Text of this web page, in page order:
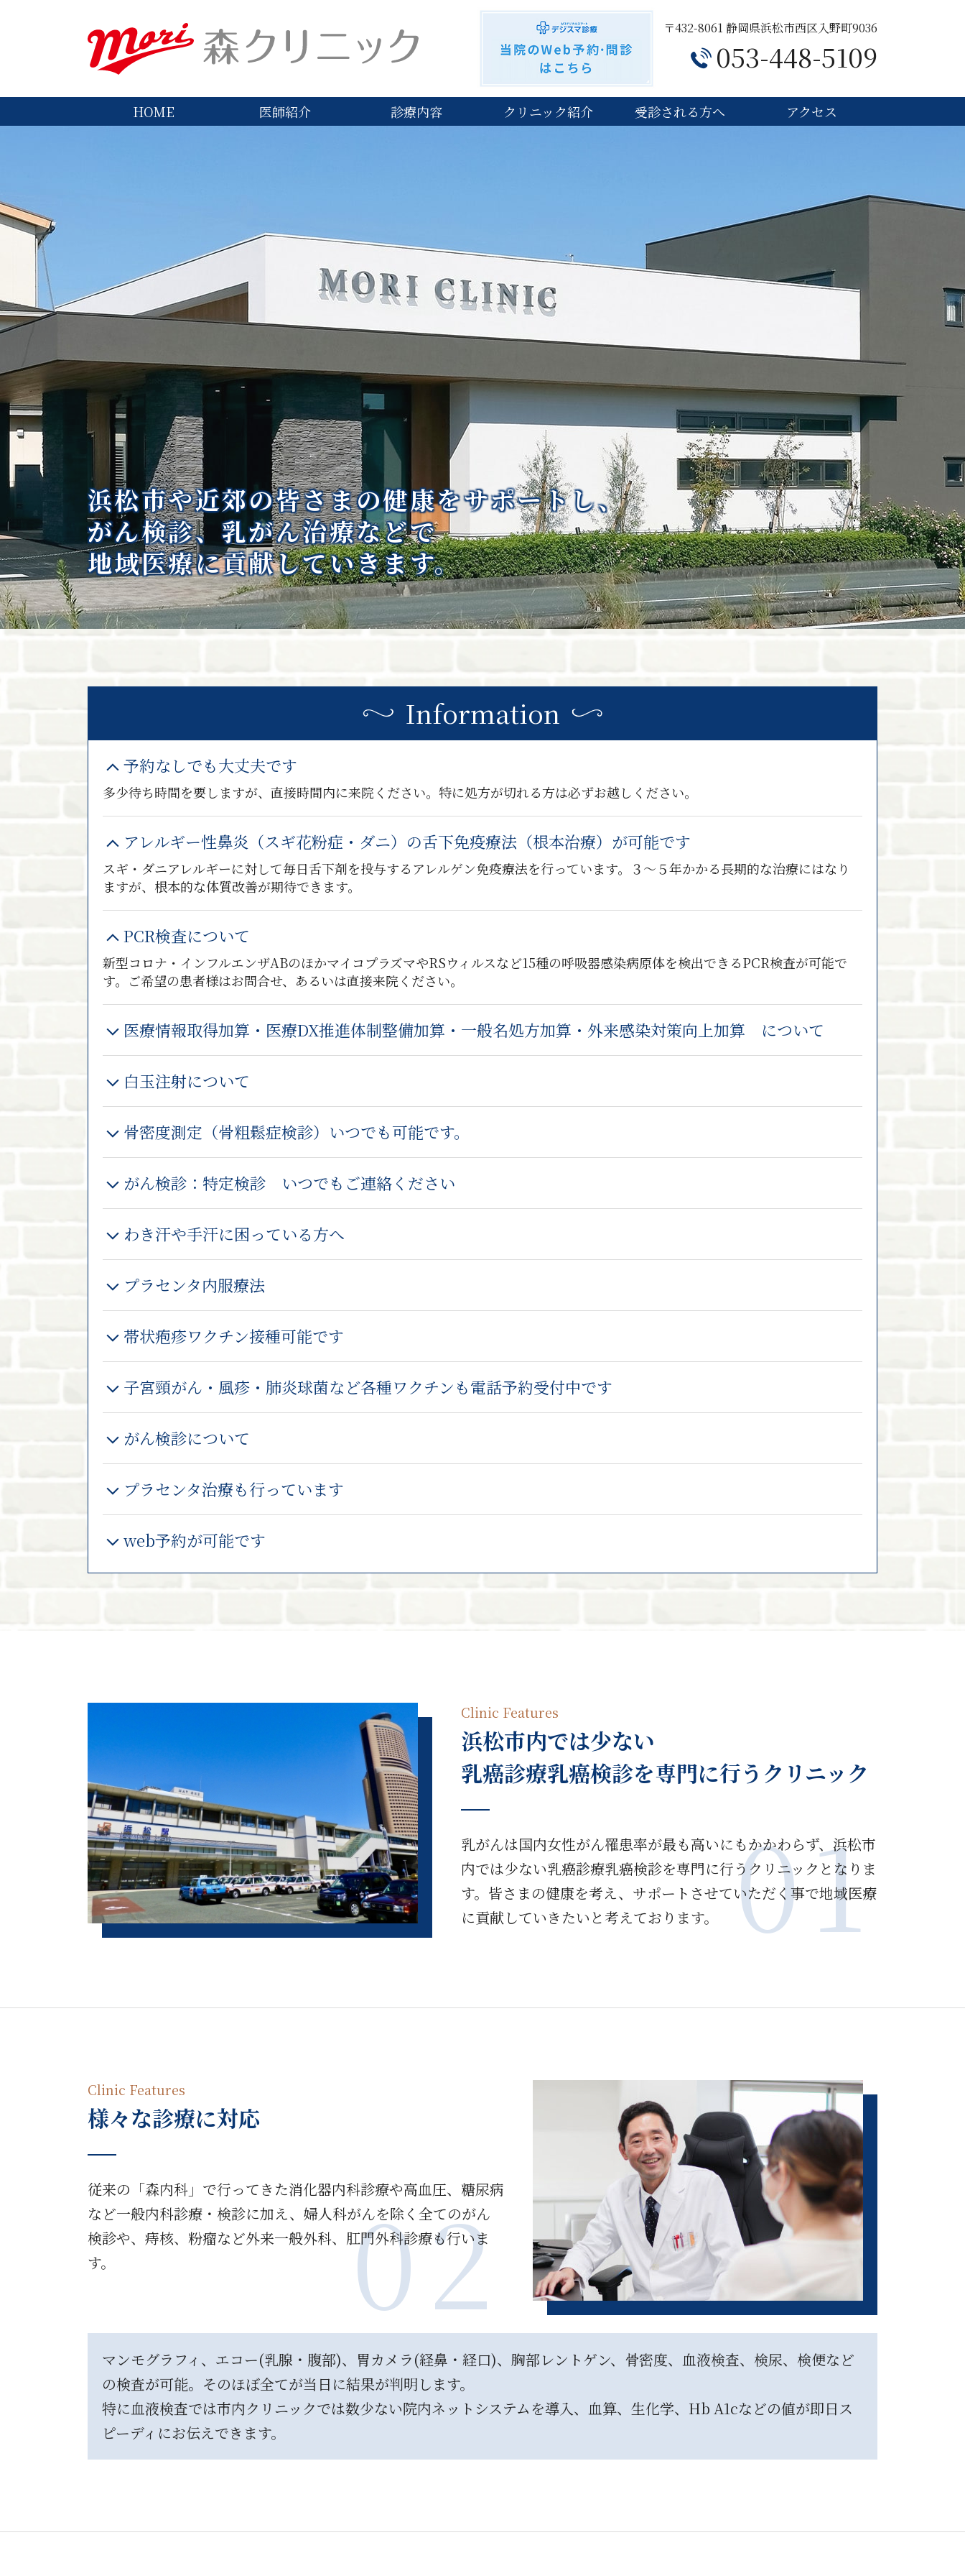
森クリニック｜浜松市西区入野町｜内科｜乳腺外科｜消化器内科 〒432-8061 静岡県浜松市西区入野町9036
053-448-5109
HOME 医師紹介 診療内容 クリニック紹介 受診される方へ アクセス
浜松市や近郊の皆さまの健康をサポートし、
がん検診、乳がん治療などで
地域医療に貢献していきます。
Information
予約なしでも大丈夫です
多少待ち時間を要しますが、直接時間内に来院ください。特に処方が切れる方は必ずお越しください。
アレルギー性鼻炎（スギ花粉症・ダニ）の舌下免疫療法（根本治療）が可能です
スギ・ダニアレルギーに対して毎日舌下剤を投与するアレルゲン免疫療法を行っています。３～５年かかる長期的な治療にはなり
ますが、根本的な体質改善が期待できます。
PCR検査について
新型コロナ・インフルエンザABのほかマイコプラズマやRSウィルスなど15種の呼吸器感染病原体を検出できるPCR検査が可能で
す。ご希望の患者様はお問合せ、あるいは直接来院ください。
医療情報取得加算・医療DX推進体制整備加算・一般名処方加算・外来感染対策向上加算 について
白玉注射について
骨密度測定（骨粗鬆症検診）いつでも可能です。
がん検診：特定検診 いつでもご連絡ください
わき汗や手汗に困っている方へ
プラセンタ内服療法
帯状疱疹ワクチン接種可能です
子宮頸がん・風疹・肺炎球菌など各種ワクチンも電話予約受付中です
がん検診について
プラセンタ治療も行っています
web予約が可能です
01
Clinic Features
浜松市内では少ない
乳癌診療乳癌検診を専門に行うクリニック
乳がんは国内女性がん罹患率が最も高いにもかかわらず、浜松市
内では少ない乳癌診療乳癌検診を専門に行うクリニックとなりま
す。皆さまの健康を考え、サポートさせていただく事で地域医療
に貢献していきたいと考えております。
02
Clinic Features
様々な診療に対応
従来の「森内科」で行ってきた消化器内科診療や高血圧、糖尿病
など一般内科診療・検診に加え、婦人科がんを除く全てのがん
検診や、痔核、粉瘤など外来一般外科、肛門外科診療も行いま
す。
マンモグラフィ、エコー(乳腺・腹部)、胃カメラ(経鼻・経口)、胸部レントゲン、骨密度、血液検査、検尿、検便など
の検査が可能。そのほぼ全てが当日に結果が判明します。
特に血液検査では市内クリニックでは数少ない院内ネットシステムを導入、血算、生化学、Hb A1cなどの値が即日ス
ピーディにお伝えできます。